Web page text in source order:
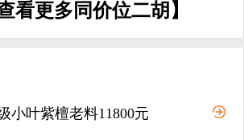
看更多同价位二胡】
小叶紫檀老料11800元